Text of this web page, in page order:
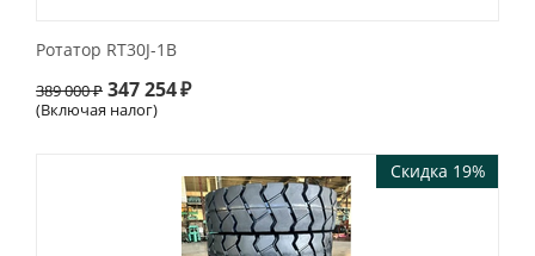
Ротатор RT30J-1B
389 000₽ 347 254₽
(Включая налог)
Скидка 19%